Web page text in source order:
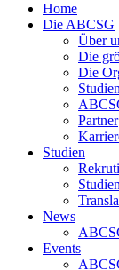
Home
Die ABCSG
Über
Die
Die
Partner
Studien
News
Events